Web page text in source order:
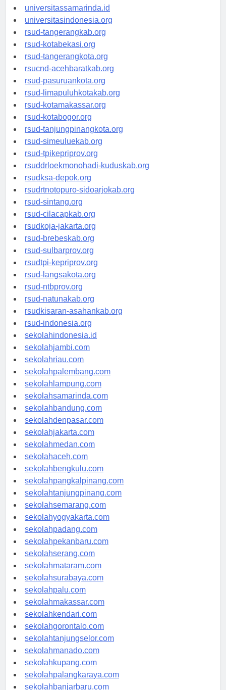
universitasjakarta.id
universitassamarinda.id
universitasindonesia.org
rsud-tangerangkab.org
rsud-kotabekasi.org
rsud-tangerangkota.org
rsucnd-acehbaratkab.org
rsud-pasuruankota.org
rsud-limapuluhkotakab.org
rsud-kotamakassar.org
rsud-kotabogor.org
rsud-tanjungpinangkota.org
rsud-simeuluekab.org
rsud-tpikepriprov.org
rsuddrloekmonohadi-kuduskab.org
rsudksa-depok.org
rsudrtnotopuro-sidoarjokab.org
rsud-sintang.org
rsud-cilacapkab.org
rsudkoja-jakarta.org
rsud-brebeskab.org
rsud-sulbarprov.org
rsudtpi-kepriprov.org
rsud-langsakota.org
rsud-ntbprov.org
rsud-natunakab.org
rsudkisaran-asahankab.org
rsud-indonesia.org
sekolahindonesia.id
sekolahjambi.com
sekolahriau.com
sekolahpalembang.com
sekolahlampung.com
sekolahsamarinda.com
sekolahbandung.com
sekolahdenpasar.com
sekolahjakarta.com
sekolahmedan.com
sekolahaceh.com
sekolahbengkulu.com
sekolahpangkalpinang.com
sekolahtanjungpinang.com
sekolahsemarang.com
sekolahyogyakarta.com
sekolahpadang.com
sekolahpekanbaru.com
sekolahserang.com
sekolahmataram.com
sekolahsurabaya.com
sekolahpalu.com
sekolahmakassar.com
sekolahkendari.com
sekolahgorontalo.com
sekolahtanjungselor.com
sekolahmanado.com
sekolahkupang.com
sekolahpalangkaraya.com